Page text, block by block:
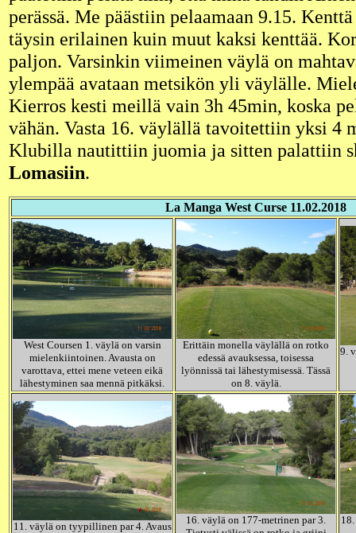
perässä. Me päästiin pelaamaan 9.15.
täysin erilainen kuin muut kaksi kenttää.
paljon. Varsinkin viimeinen väylä on
ylempää avataan metsikön yli väylälle.
Kierros kesti meillä vain 3h 45min, koska
vähän. Vasta 16. väylällä tavoitettiin yksi 4
Klubilla nautittiin juomia ja sitten palattiin
Lomasiin.
La Manga West Curse 11.02.2018
West Coursen 1. väylä on varsin
mielenkiintoinen. Avausta on
varottava, ettei mene veteen eikä
lähestyminen saa mennä pitkäksi.
Erittäin monella väylällä on rotko
edessä avauksessa, toisessa
lyönnissä tai lähestymisessä. Tässä
on 8. väylä.
9.
11. väylä on tyypillinen par 4. Avaus
16. väylä on 177-metrinen par 3.